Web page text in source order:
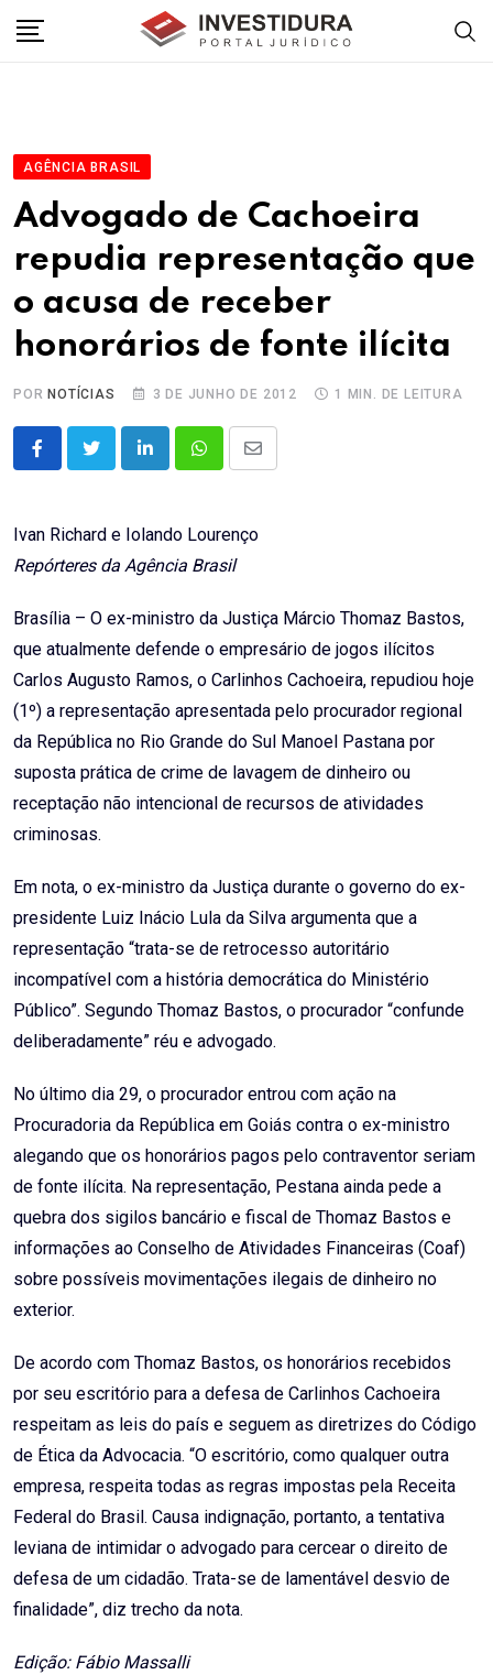
AGÊNCIA BRASIL
Advogado de Cachoeira
repudia representação que
o acusa de receber
honorários de fonte ilícita
POR NOTÍCIAS 3 DE JUNHO DE 2012 1 MIN. DE LEITURA
LinkedInWhatsappShare
Ivan Richard e Iolando Lourenço
Repórteres da Agência Brasil
Brasília – O ex-ministro da Justiça Márcio Thomaz Bastos,
que atualmente defende o empresário de jogos ilícitos
Carlos Augusto Ramos, o Carlinhos Cachoeira, repudiou hoje
(1º) a representação apresentada pelo procurador regional
da República no Rio Grande do Sul Manoel Pastana por
suposta prática de crime de lavagem de dinheiro ou
receptação não intencional de recursos de atividades
criminosas.
Em nota, o ex-ministro da Justiça durante o governo do ex-
presidente Luiz Inácio Lula da Silva argumenta que a
representação “trata-se de retrocesso autoritário
incompatível com a história democrática do Ministério
Público”. Segundo Thomaz Bastos, o procurador “confunde
deliberadamente” réu e advogado.
No último dia 29, o procurador entrou com ação na
Procuradoria da República em Goiás contra o ex-ministro
alegando que os honorários pagos pelo contraventor seriam
de fonte ilícita. Na representação, Pestana ainda pede a
quebra dos sigilos bancário e fiscal de Thomaz Bastos e
informações ao Conselho de Atividades Financeiras (Coaf)
sobre possíveis movimentações ilegais de dinheiro no
exterior.
De acordo com Thomaz Bastos, os honorários recebidos
por seu escritório para a defesa de Carlinhos Cachoeira
respeitam as leis do país e seguem as diretrizes do Código
de Ética da Advocacia. “O escritório, como qualquer outra
empresa, respeita todas as regras impostas pela Receita
Federal do Brasil. Causa indignação, portanto, a tentativa
leviana de intimidar o advogado para cercear o direito de
defesa de um cidadão. Trata-se de lamentável desvio de
finalidade”, diz trecho da nota.
Edição: Fábio Massalli